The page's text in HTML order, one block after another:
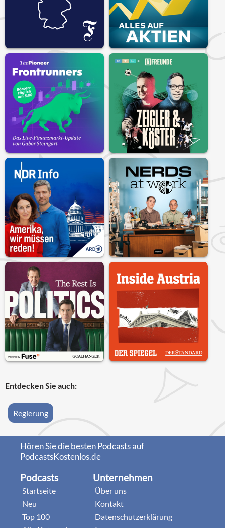
Entdecken Sie auch:
Regierung
Hören Sie die besten Podcasts auf
PodcastsKostenlos.de
Podcasts
Startseite
Neu
Top 100
Unternehmen
Über uns
Kontakt
Datenschutzerklärung